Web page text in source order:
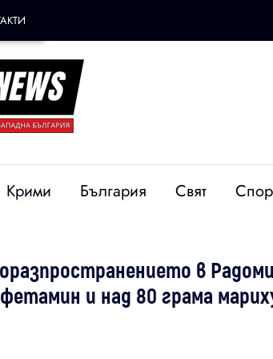
Крими България Свят
в
и над 80 грама